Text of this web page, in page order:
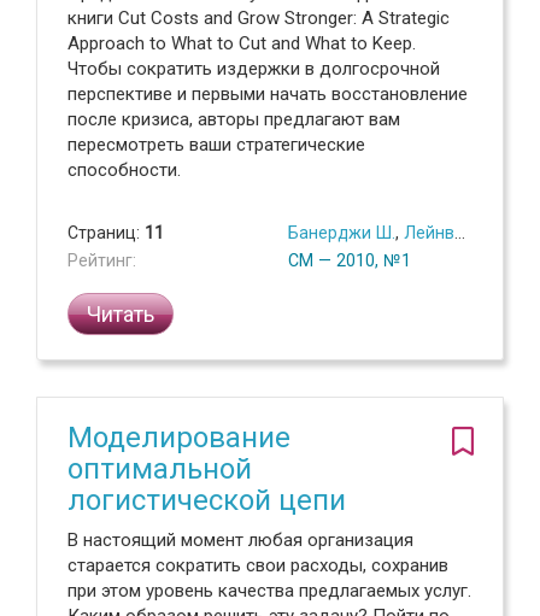
книги Cut Costs and Grow Stronger: A Strategic
Approach to What to Cut and What to Keep.
Чтобы сократить издержки в долгосрочной
перспективе и первыми начать восстановление
после кризиса, авторы предлагают вам
пересмотреть ваши стратегические
способности.
Страниц: 11
Рейтинг:
Банерджи Ш. , Лейнванд П.
СМ — 2010, №1
Читать
Моделирование
оптимальной
логистической цепи
В настоящий момент любая организация
старается сократить свои расходы, сохранив
при этом уровень качества предлагаемых услуг.